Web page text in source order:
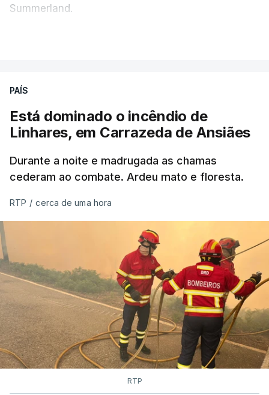
Summerland.
ERRO100
ERROR ON HTML5 MEDIA ELEMENT
ESTE CONTEÚDO ESTÁ NESTE
MOMENTO INDISPONÍVEL
As autoridades canadianas estimam que vai levar
dias ou semanas para controlar o fogo. Mais de
dois mil operacionais estão no terreno no combate
às chamas.
PAÍS
Está dominado o incêndio de
Linhares, em Carrazeda de Ansiães
Durante a noite e madrugada as chamas
cederam ao combate. Ardeu mato e floresta.
RTP / cerca de uma hora
RTP